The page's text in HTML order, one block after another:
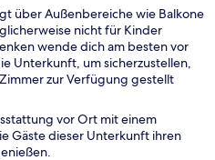
über Außenbereiche wie Balkone
nicht für Kinder
wende dich am besten vor
Unterkunft, um sicherzustellen,
zur Verfügung gestellt
vor Ort mit einem
Gäste dieser Unterkunft ihren